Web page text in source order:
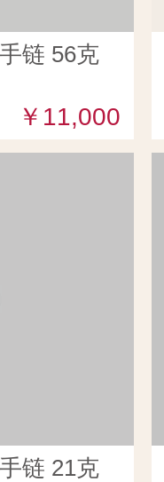
链 56克
￥11,000
链 21克